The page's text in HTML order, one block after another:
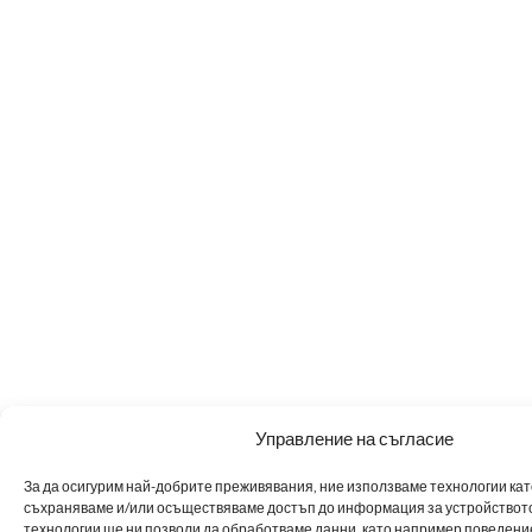
Управление на съгласие
За да осигурим най-добрите преживявания, ние използваме технологии
съхраняваме и/или осъществяваме достъп до информация за